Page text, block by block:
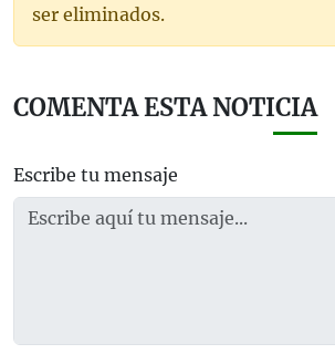
ser eliminados.
COMENTA ESTA NOTICIA
Escribe tu mensaje